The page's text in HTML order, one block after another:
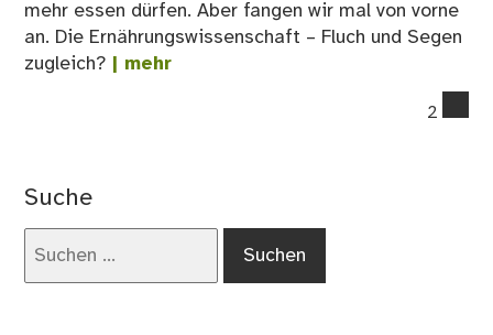
mehr essen dürfen. Aber fangen wir mal von vorne
an. Die Ernährungswissenschaft – Fluch und Segen
zugleich? | mehr
2
Suche